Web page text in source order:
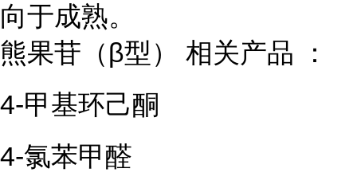
向于成熟。
熊果苷（β型） 相关产品 ：
4-甲基环己酮
4-氯苯甲醛